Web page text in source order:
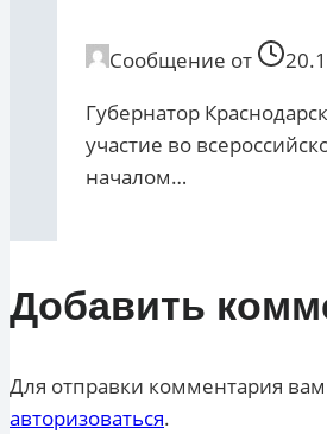
Сообщение от
Губернатор
участие во
началом…
Добавить
Для отправки комментария
авторизоваться.